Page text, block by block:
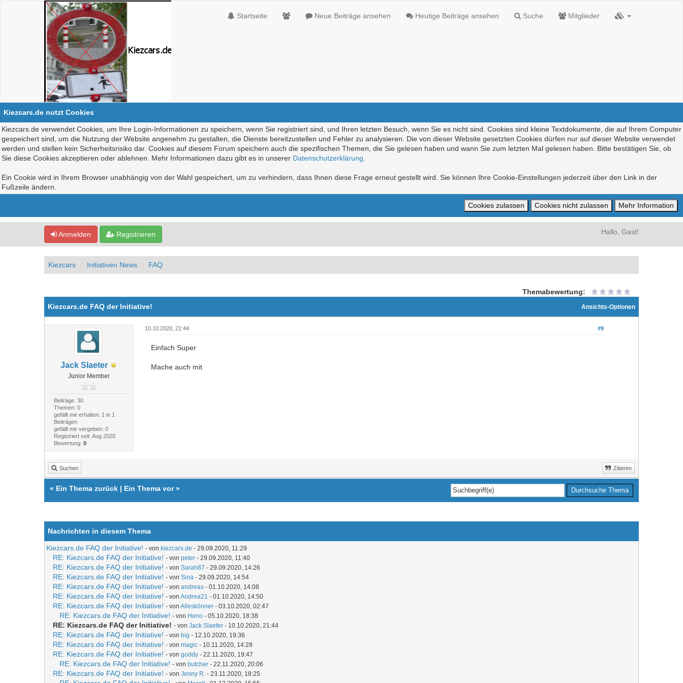
Startseite Neue Beiträge ansehen Heutige Beiträge ansehen Suche Mitglieder
Kiezcars.de nutzt Cookies
Kiezcars.de verwendet Cookies, um Ihre Login-Informationen zu speichern, wenn Sie registriert sind, und Ihren letzten Besuch, wenn Sie es nicht sind. Cookies sind kleine Textdokumente, die auf Ihrem Computer
gespeichert sind, um die Nutzung der Website angenehm zu gestalten, die Dienste bereitzustellen und Fehler zu analysieren. Die von dieser Website gesetzten Cookies dürfen nur auf dieser Website verwendet
werden und stellen kein Sicherheitsrisiko dar. Cookies auf diesem Forum speichern auch die spezifischen Themen, die Sie gelesen haben und wann Sie zum letzten Mal gelesen haben. Bitte bestätigen Sie, ob
Sie diese Cookies akzeptieren oder ablehnen. Mehr Informationen dazu gibt es in unserer Datenschutzerklärung
Ein Cookie wird in Ihrem Browser unabhängig von der Wahl gespeichert, um zu verhindern, dass Ihnen diese Frage erneut gestellt wird. Sie können Ihre Cookie-Einstellungen jederzeit über den Link in der
Fußzeile ändern.
Anmelden Registrieren Hallo, Gast!
Kiezcars Initiativen News FAQ
Themabewertung:
Ansichts-Optionen
Kiezcars.de FAQ der Initiative!
Jack Slaeter
Junior Member
Beiträge: 30
Themen: 0
gefällt mir erhalten: 1 in 1
Beiträgen
gefällt mir vergeben: 0
Registriert seit: Aug 2020
Bewertung: 0
#9
10.10.2020, 21:44
Einfach Super
Mache auch mit
Suchen Zitieren
« Ein Thema zurück | Ein Thema vor»
Nachrichten in diesem Thema
Kiezcars.de FAQ der Initiative! - von kiezcars.de - 29.09.2020, 11:29
RE: Kiezcars.de FAQ der Initiative! - von peter - 29.09.2020, 11:40
RE: Kiezcars.de FAQ der Initiative! - von Sarah87 - 29.09.2020, 14:26
RE: Kiezcars.de FAQ der Initiative! - von Sina - 29.09.2020, 14:54
RE: Kiezcars.de FAQ der Initiative! - von andreas - 01.10.2020, 14:08
RE: Kiezcars.de FAQ der Initiative! - von Andrea21 - 01.10.2020, 14:50
RE: Kiezcars.de FAQ der Initiative! - von Alleskönner - 03.10.2020, 02:47
RE: Kiezcars.de FAQ der Initiative! - von Heno - 05.10.2020, 18:38
RE: Kiezcars.de FAQ der Initiative! - von Jack Slaeter - 10.10.2020, 21:44
RE: Kiezcars.de FAQ der Initiative! - von big - 12.10.2020, 19:36
RE: Kiezcars.de FAQ der Initiative! - von magic - 10.11.2020, 14:28
RE: Kiezcars.de FAQ der Initiative! - von goddy - 22.11.2020, 19:47
RE: Kiezcars.de FAQ der Initiative! - von butcher - 22.11.2020, 20:06
RE: Kiezcars.de FAQ der Initiative! - von Jenny R. - 23.11.2020, 18:25